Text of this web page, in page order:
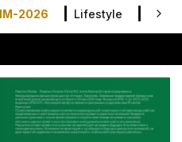
2026 Lifestyle В